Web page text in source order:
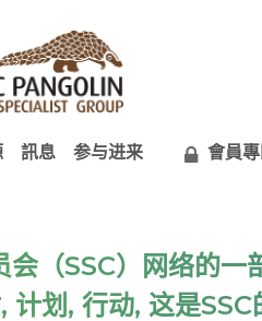
訊息 参与进来 會員
（SSC）网络的一
划, 行动, 这是SSC